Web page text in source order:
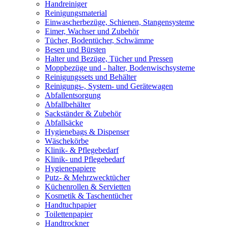
Handreiniger
Reinigungsmaterial
Einwascherbezüge, Schienen, Stangensysteme
Eimer, Wachser und Zubehör
Tücher, Bodentücher, Schwämme
Besen und Bürsten
Halter und Bezüge, Tücher und Pressen
Moppbezüge und - halter, Bodenwischsysteme
Reinigungssets und Behälter
Reinigungs-, System- und Gerätewagen
Abfallentsorgung
Abfallbehälter
Sackständer & Zubehör
Abfallsäcke
Hygienebags & Dispenser
Wäschekörbe
Klinik- & Pflegebedarf
Klinik- und Pflegebedarf
Hygienepapiere
Putz- & Mehrzwecktücher
Küchenrollen & Servietten
Kosmetik & Taschentücher
Handtuchpapier
Toilettenpapier
Handtrockner